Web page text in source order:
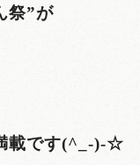
祭”が
載です(^_-)-☆